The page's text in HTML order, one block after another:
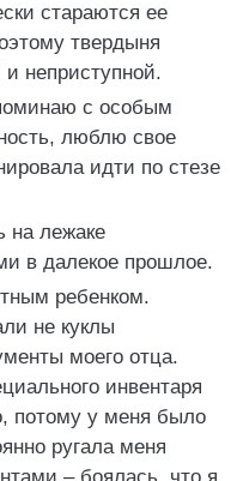
стараются ее
твердыня
неприступной.
с особым
люблю свое
идти по стезе
на лежаке
в далекое прошлое.
ребенком.
не куклы
моего отца.
инвентаря
потому у меня было
ругала меня